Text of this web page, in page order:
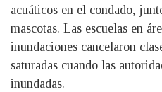
acuáticos en el condado,
mascotas. Las escuelas en
inundaciones cancelaron
saturadas cuando las
inundadas.